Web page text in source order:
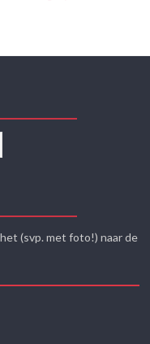
(svp. met foto!) naar de